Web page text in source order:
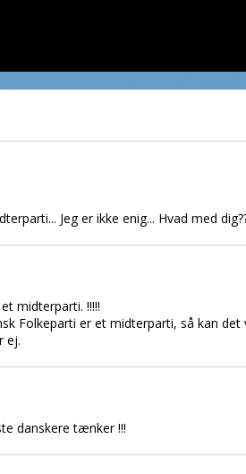
Jeg er ikke enig... Hvad med
midterparti. !!!!!
Folkeparti er et midterparti, så kan
ej.
danskere tænker !!!